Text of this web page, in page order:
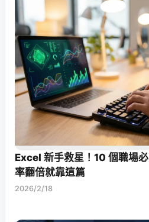
Excel 新手救星！10 個職場
率翻倍就靠這篇
2026/2/18